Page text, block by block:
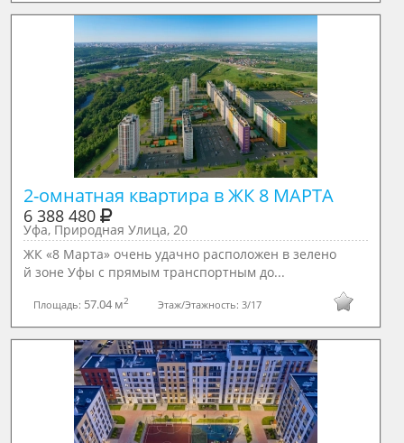
2-омнатная квартира в ЖК 8 МАРТА
6 388 480
Уфа, Природная Улица, 20
ЖК «8 Марта» очень удачно расположен в зелено
й зоне Уфы с прямым транспортным до...
Площадь: 57.04 м2 Этаж/Этажность: 3/17